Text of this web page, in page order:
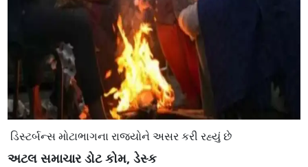
ડિસ્ટર્બન્સ મોટાભાગના રાજ્યોને અસર કરી રહ્યું છે
અટલ સમાચાર ડોટ કોમ, ડેસ્ક